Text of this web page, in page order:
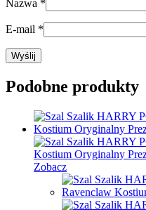
Nazwa *
E-mail *
Podobne produkty
Zobacz